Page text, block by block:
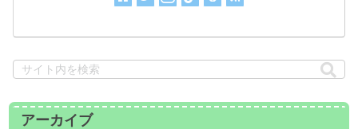
アーカイブ